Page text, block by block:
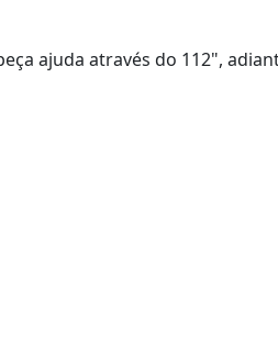
ajuda através do 112",